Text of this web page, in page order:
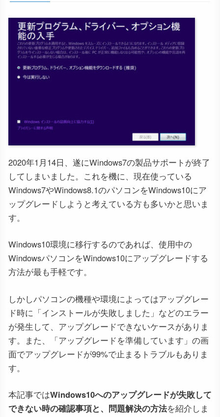
2020年1月14日、遂にWindows7の製品サポートが終了
してしまいました。これを機に、現在使っている
Windows7やWindows8.1のパソコンをWindows10にア
ップグレードしようと考えている方も多いかと思いま
す。
Windows10環境に移行するのであれば、使用中の
WindowsパソコンをWindows10にアップグレードする
方法が最も手軽です。
しかしパソコンの機種や環境によってはアップグレー
ド時に「インストールが失敗しました」などのエラー
が発生して、アップグレードできないケースがありま
す。また、「アップグレードを準備しています」の画
面でアップグレードが99%で止まるトラブルもありま
す。
本記事ではWindows10へのアップグレードが失敗して
できない時の確認事項と、問題解決の方法を紹介しま